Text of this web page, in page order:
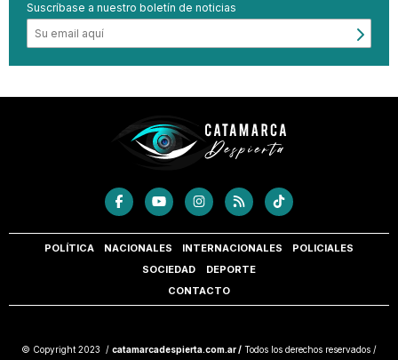
Suscríbase a nuestro boletín de noticias
POLÍTICA NACIONALES INTERNACIONALES
POLICIALES
SOCIEDAD
DEPORTE
CONTACTO
© Copyright 2023 / catamarcadespierta.com.ar / Todos los derechos reservados /